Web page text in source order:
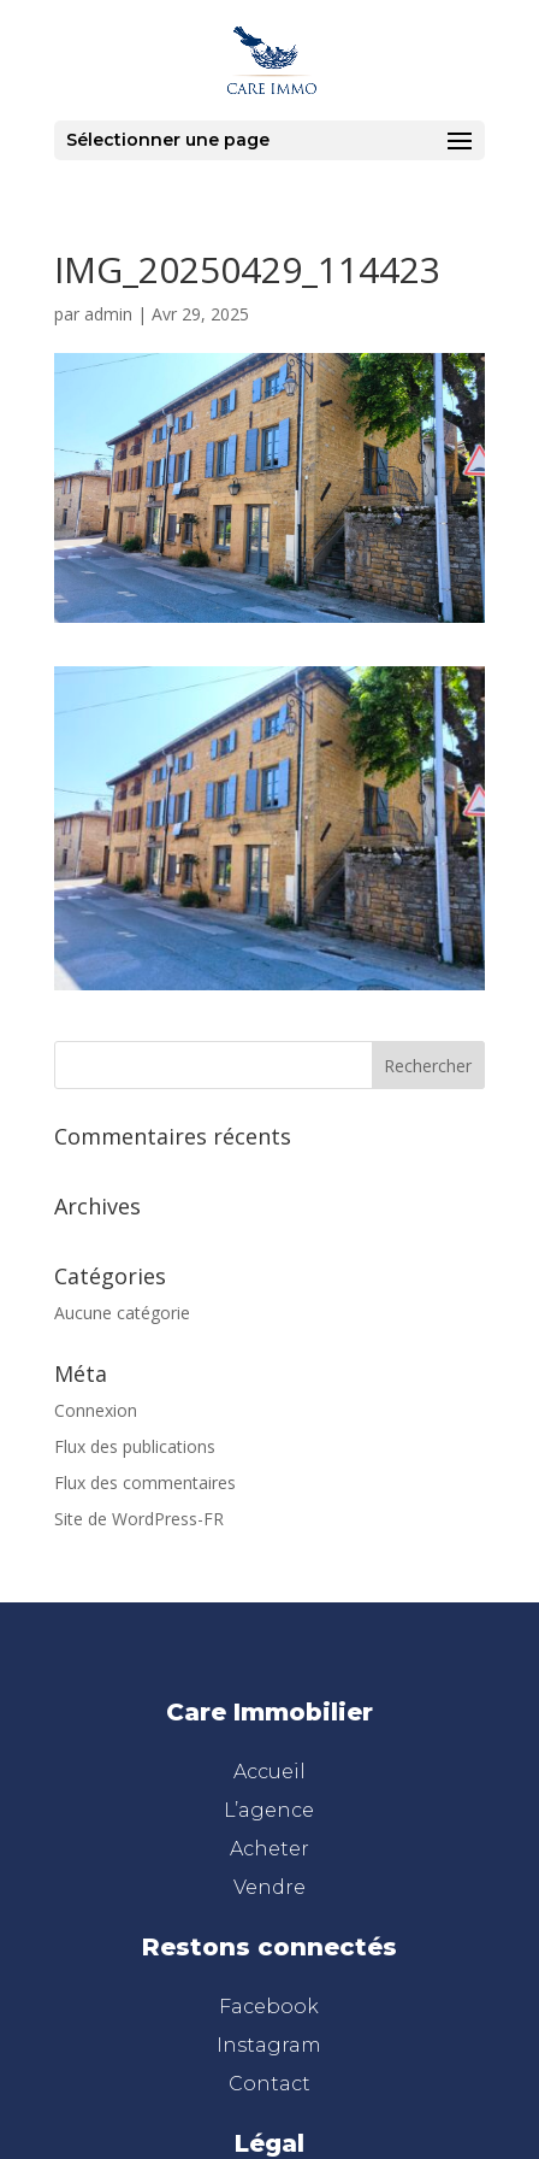
Sélectionner une page
IMG_20250429_114423
par admin | Avr 29, 2025
Commentaires récents
Archives
Catégories
Aucune catégorie
Méta
Connexion
Flux des publications
Flux des commentaires
Site de WordPress-FR
Care Immobilier
Accueil
L’agence
Acheter
Vendre
Restons connectés
Facebook
Instagram
Contact
Légal